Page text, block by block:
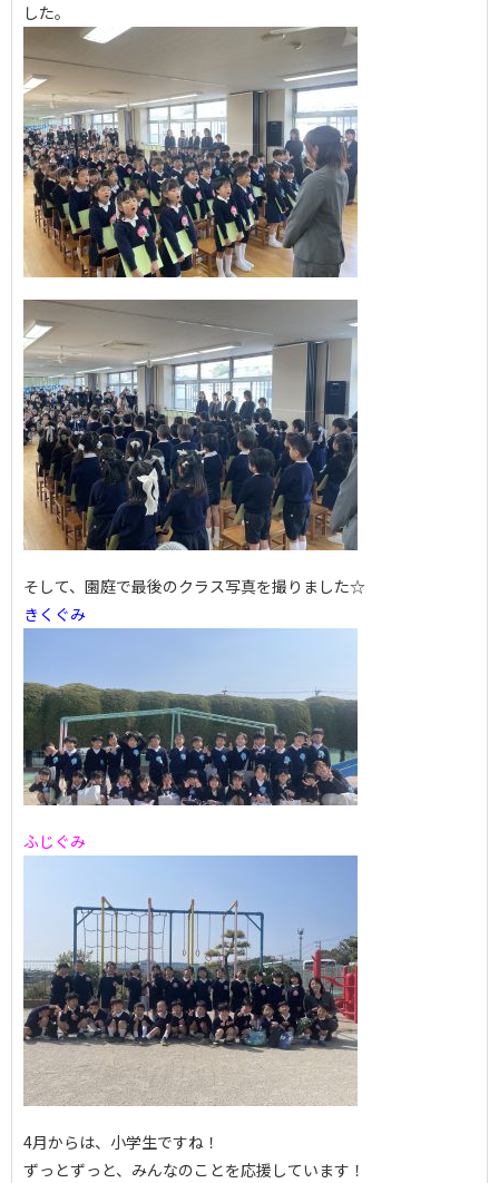
した。
そして、園庭で最後のクラス写真を撮りました☆
きくぐみ
ふじぐみ
4月からは、小学生ですね！
ずっとずっと、みんなのことを応援しています！